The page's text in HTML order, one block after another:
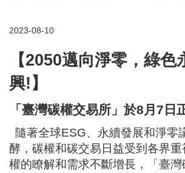
2023-08-10
【2050邁向淨零，綠色
興! 】
「臺灣碳權交易所」 於8月 7 日
隨著全球ESG、永續發展和淨零
酵，碳權和碳交易日益受到各界
權的瞭解和需求不斷增長，「臺